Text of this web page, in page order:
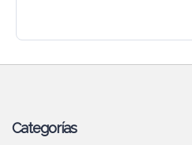
Categorías